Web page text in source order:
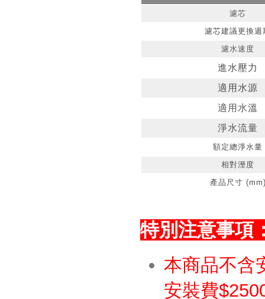
濾芯
濾芯建議更換週
濾水速度
進水壓力
適用水源
適用水溫
淨水流量
額定總淨水量
相對溼度
產品尺寸
特別注意事項
本商品不含
安裝費